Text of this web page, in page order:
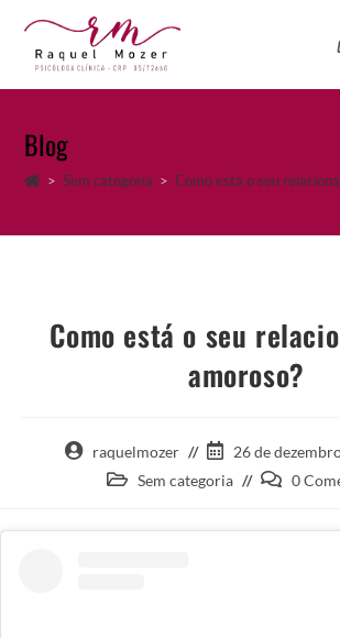
conteúdo
Blog
> Sem categoria > Como está o seu
Como está o seu
amoroso?
Autorraquelmozer
Post
publicado:
26 de
CategoriaSem categoria 0